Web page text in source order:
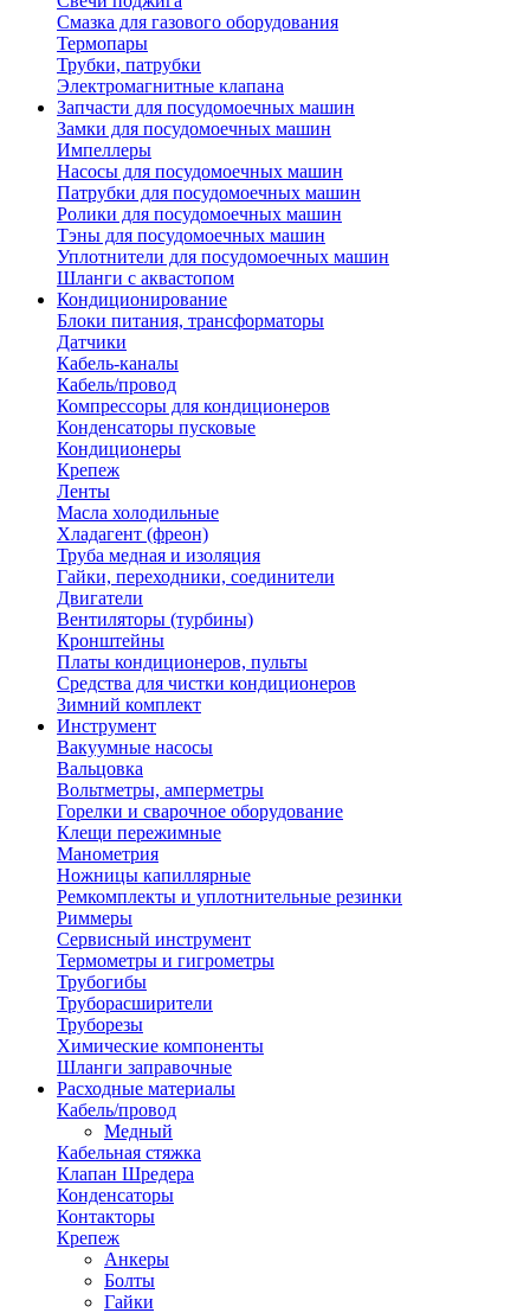
Смазка для газового оборудования
Термопары
Трубки, патрубки
Электромагнитные клапана
Запчасти для посудомоечных машин
Замки для посудомоечных машин
Импеллеры
Насосы для посудомоечных машин
Патрубки для посудомоечных машин
Ролики для посудомоечных машин
Тэны для посудомоечных машин
Уплотнители для посудомоечных машин
Шланги с аквастопом
Кондиционирование
Блоки питания, трансформаторы
Датчики
Кабель-каналы
Кабель/провод
Компрессоры для кондиционеров
Конденсаторы пусковые
Кондиционеры
Крепеж
Ленты
Масла холодильные
Хладагент (фреон)
Труба медная и изоляция
Гайки, переходники, соединители
Двигатели
Вентиляторы (турбины)
Кронштейны
Платы кондиционеров, пульты
Средства для чистки кондиционеров
Зимний комплект
Инструмент
Вакуумные насосы
Вальцовка
Вольтметры, амперметры
Горелки и сварочное оборудование
Клещи пережимные
Манометрия
Ножницы капиллярные
Ремкомплекты и уплотнительные резинки
Риммеры
Сервисный инструмент
Термометры и гигрометры
Трубогибы
Труборасширители
Труборезы
Химические компоненты
Шланги заправочные
Расходные материалы
Кабель/провод
Медный
Кабельная стяжка
Клапан Шредера
Конденсаторы
Контакторы
Крепеж
Анкеры
Болты
Гайки